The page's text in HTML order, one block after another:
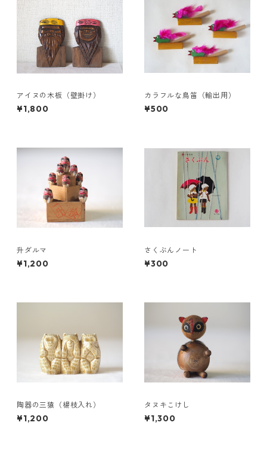
アイヌの木板（壁掛け）
¥1,800
カラフルな鳥笛（輸出用）
¥500
升ダルマ
¥1,200
さくぶんノート
¥300
陶器の三猿（楊枝入れ）
¥1,200
タヌキこけし
¥1,300